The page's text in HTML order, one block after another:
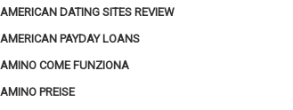
AMERICAN DATING SITES REVIEW
AMERICAN PAYDAY LOANS
AMINO COME FUNZIONA
AMINO PREISE